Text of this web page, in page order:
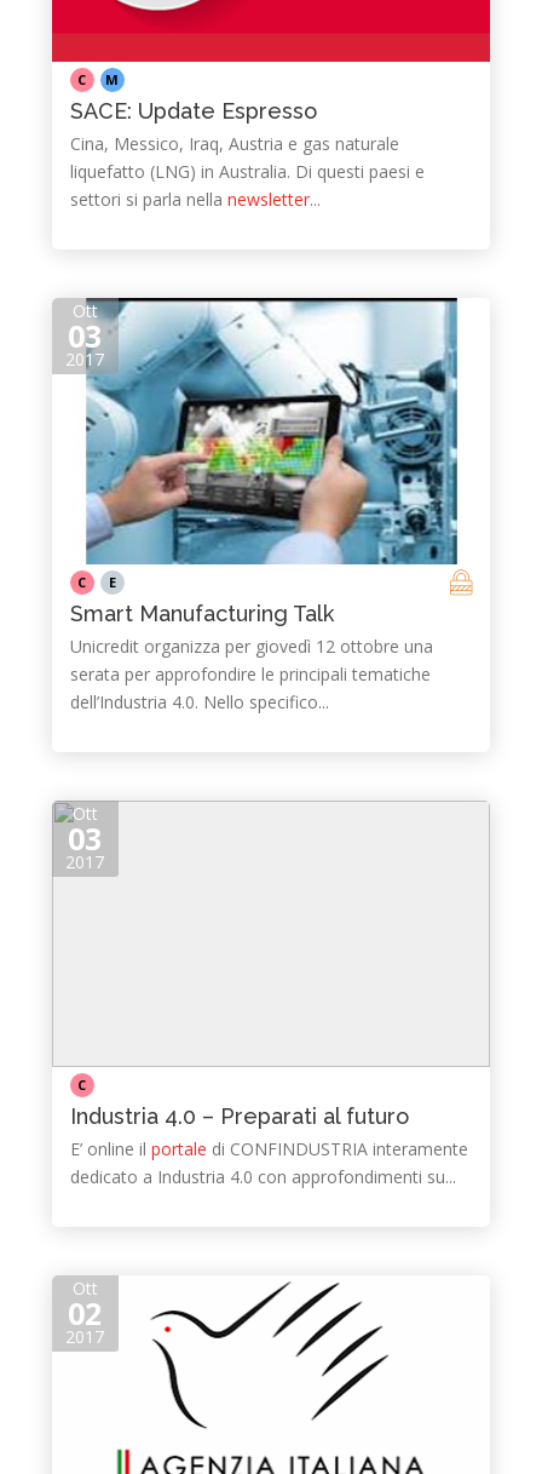
C M
SACE: Update Espresso
Cina, Messico, Iraq, Austria e gas naturale
liquefatto (LNG) in Australia. Di questi paesi e
settori si parla nella newsletter​...
Ott
03
2017
C E
Smart Manufacturing Talk
Unicredit organizza per giovedì 12 ottobre una
serata per approfondire le principali tematiche
dell’Industria 4.0. Nello specifico...
Ott
03
2017
C
Industria 4.0 – Preparati al futuro
E’ online il portale di CONFINDUSTRIA interamente
dedicato a Industria 4.0 con approfondimenti su...
Ott
02
2017